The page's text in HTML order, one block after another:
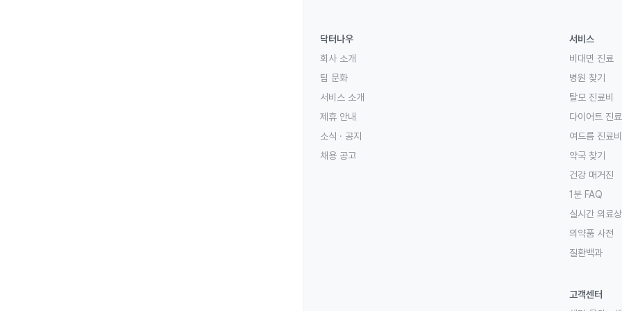
닥터나우
회사 소개
팀 문화
서비스 소개
제휴 안내
소식 · 공지
채용 공고
서비스
비대면 진료
병원 찾기
탈모 진료비
다이어트 진료
여드름 진료비
약국 찾기
건강 매거진
1분 FAQ
실시간 의료
의약품 사전
질환백과
고객센터